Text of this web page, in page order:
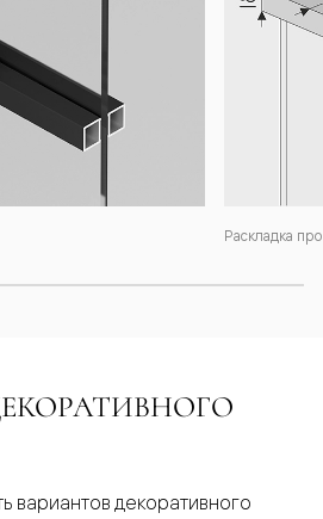
Раскладка
вариантов декоративного